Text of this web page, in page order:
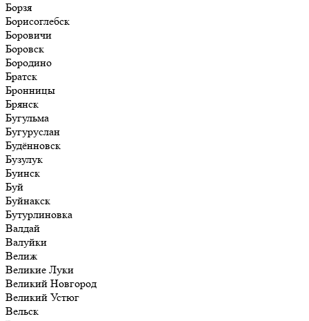
Борзя
Борисоглебск
Боровичи
Боровск
Бородино
Братск
Бронницы
Брянск
Бугульма
Бугуруслан
Будённовск
Бузулук
Буинск
Буй
Буйнакск
Бутурлиновка
Валдай
Валуйки
Велиж
Великие Луки
Великий Новгород
Великий Устюг
Вельск